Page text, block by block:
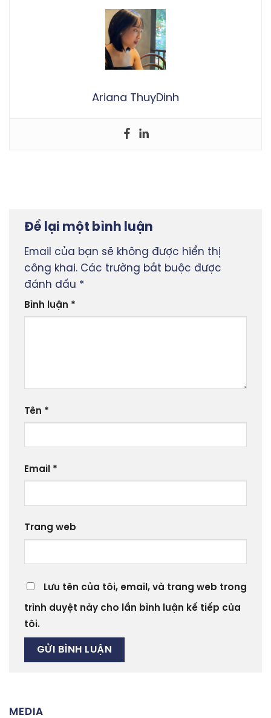
Ariana ThuyDinh
Để lại một bình luận
Email của bạn sẽ không được hiển thị
công khai. Các trường bắt buộc được
đánh dấu *
Bình luận *
Tên *
Email *
Trang web
Lưu tên của tôi, email, và trang web trong
trình duyệt này cho lần bình luận kế tiếp của
tôi.
MEDIA